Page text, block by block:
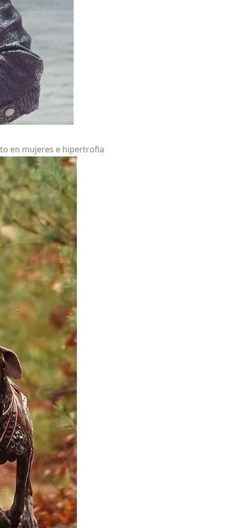
en mujeres e hipertrofia